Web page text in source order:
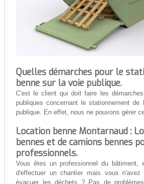
Quelles démarches pour le
benne sur la voie publique.
C'est le client qui doit faire les
publiques concernant le stationnement de
publique. En effet, nous ne pouvons gérer
Location benne Montarnaud :
bennes et de camions bennes
professionnels.
Vous êtes un professionnel du bâtiment,
d'effectuer un chantier mais vous
évacuer les déchets ? Pas de